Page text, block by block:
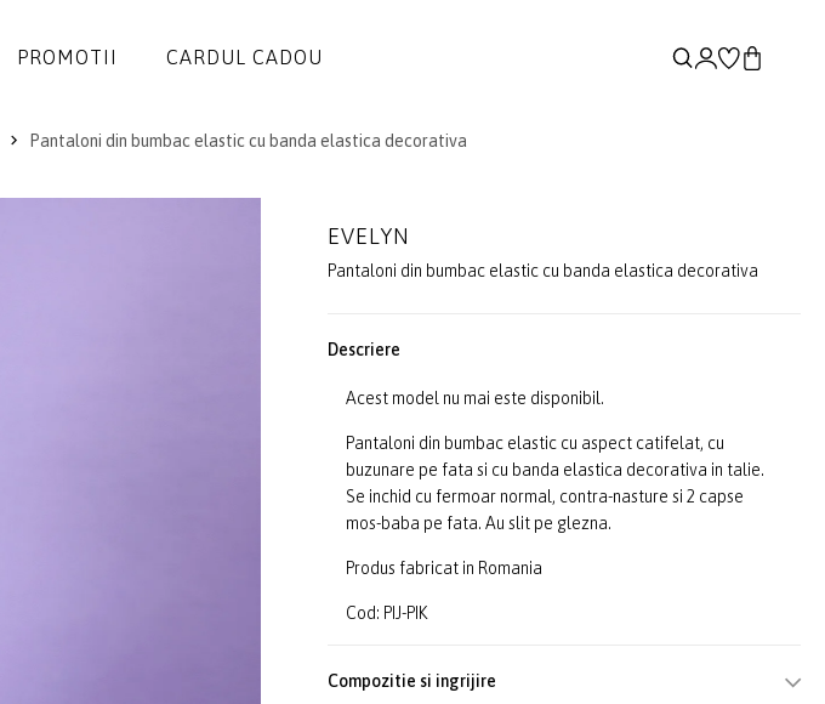
PROMOTII CARDUL CADOU
Pantaloni din bumbac elastic cu banda elastica decorativa
EVELYN
Pantaloni din bumbac elastic cu banda elastica decorativa
Descriere
Acest model nu mai este disponibil.
Pantaloni din bumbac elastic cu aspect catifelat, cu
buzunare pe fata si cu banda elastica decorativa in talie.
Se inchid cu fermoar normal, contra-nasture si 2 capse
mos-baba pe fata. Au slit pe glezna.
Produs fabricat in Romania
Cod: PIJ-PIK
Compozitie si ingrijire